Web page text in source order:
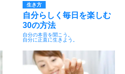
生き方
自分らしく毎日を楽しむ
30の方法
自分の本音を聞こう。
自分に正直に生きよう。